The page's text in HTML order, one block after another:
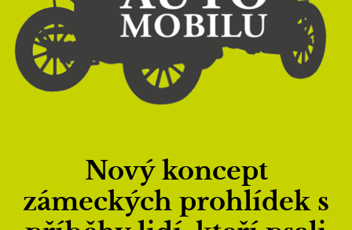
Nový koncept
zámeckých prohlídek s